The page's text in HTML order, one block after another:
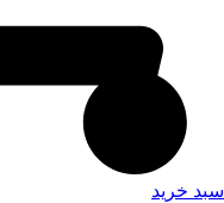
سبد خرید